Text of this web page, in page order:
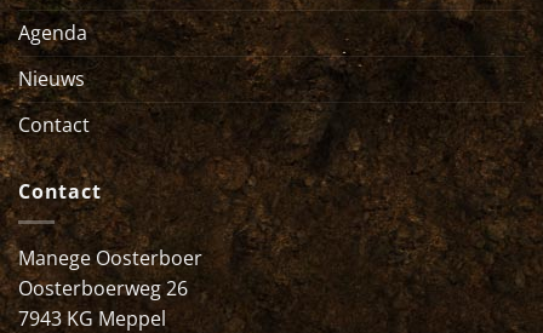
Agenda
Nieuws
Contact
Contact
Manege Oosterboer
Oosterboerweg 26
7943 KG Meppel